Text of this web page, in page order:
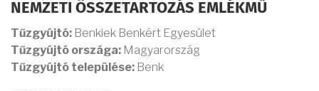
NEMZETI ÖSSZETARTOZÁS EMLÉKMŰ
Tűzgyújtó: Benkiek Benkért Egyesület
Tűzgyújtó országa: Magyarország
Tűzgyújtó települése: Benk